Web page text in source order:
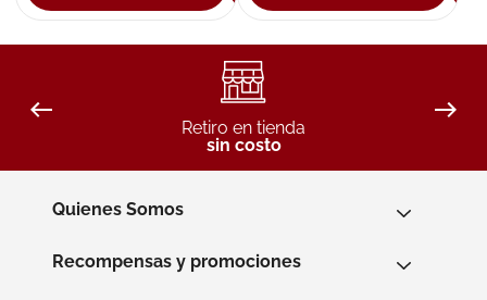
Retiro en tienda
sin costo
Quienes Somos
Recompensas y promociones